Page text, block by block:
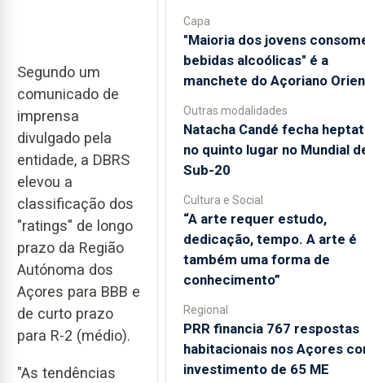
Segundo um
comunicado de
imprensa
divulgado pela
entidade, a DBRS
elevou a
classificação dos
"ratings" de longo
prazo da Região
Autónoma dos
Açores para BBB e
de curto prazo
para R-2 (médio).
"As tendências
Capa
"Maioria dos jovens
bebidas alcoólicas" é a
manchete do Açoriano
Outras modalidades
Natacha Candé fecha
no quinto lugar no Mundial
Sub-20
Cultura e Social
“A arte requer estudo,
dedicação, tempo. A arte é
também uma forma de
conhecimento”
Regional
PRR financia 767 respostas
habitacionais nos Açores
investimento de 65 ME